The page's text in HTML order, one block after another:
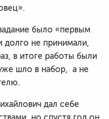
было «первым
долго не принимали,
в итоге работы были
шло в набор, а не
дал себе